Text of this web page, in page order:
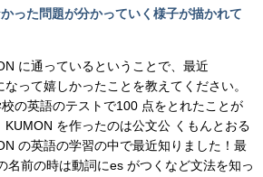
った問題が分かっていく様子が描かれて
に通っているということで、最近
って嬉しかったことを教えてください。
の英語のテストで100 点をとれたことが
を作ったのは公文公 くもんとおる
の英語の学習の中で最近知りました！最
名前の時は動詞にes がつくなど文法を知っ